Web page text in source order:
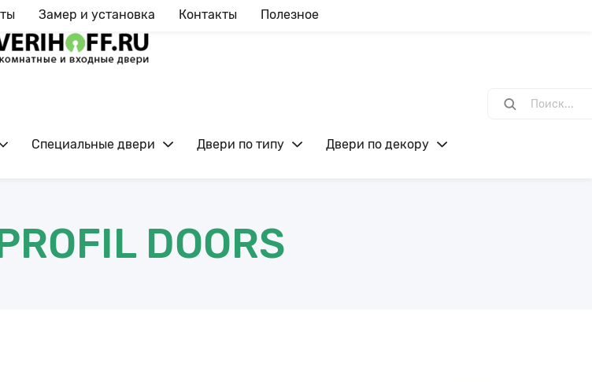
Замер и установка Контакты Полезное
Ежедневно с 09:00 до 20:00
Специальные двери Двери по типу
Двери по декору
DOORS